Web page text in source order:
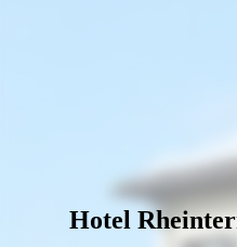
Hotel